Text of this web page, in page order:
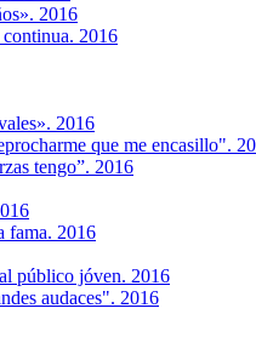
2016
continua. 2016
2016
que me encasillo".
tengo”. 2016
fama. 2016
público jóven. 2016
audaces". 2016